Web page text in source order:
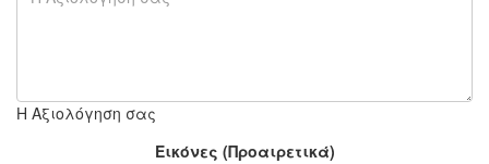
Η Αξιολόγηση σας
Εικόνες (Προαιρετικά)